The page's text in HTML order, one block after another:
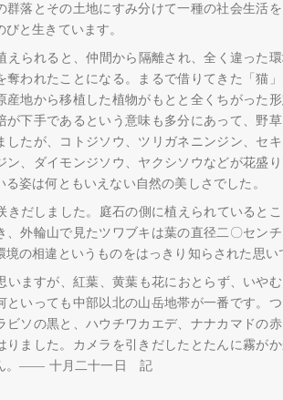
群落とその土地にすみ分けて一種の社会生活
と生きています。
えられると、仲間から隔離され、全く違った
奪われたことになる。まるで借りてきた「猫
産地から移植した植物がもとと全くちがった
が下手であるという意味も多分にあって、野
したが、コトジソウ、ツリガネニンジン、セ
ン、ダイモンジソウ、ヤクシソウなどが花盛
姿は何ともいえない自然の美しさでした。
きだしました。庭石の側に植えられていると
、外輪山で見たツワブキは葉の直径二〇セン
境の相違というものをはっきり知らされた思い
いますが、紅葉、黄葉も花におとらず、いや
といっても中部以北の山岳地帯が一番です。
ビソの黒と、ハウチワカエデ、ナナカマドの
りました。カメラを引きだしたとたんに霧が
。―― 十月二十一日 記